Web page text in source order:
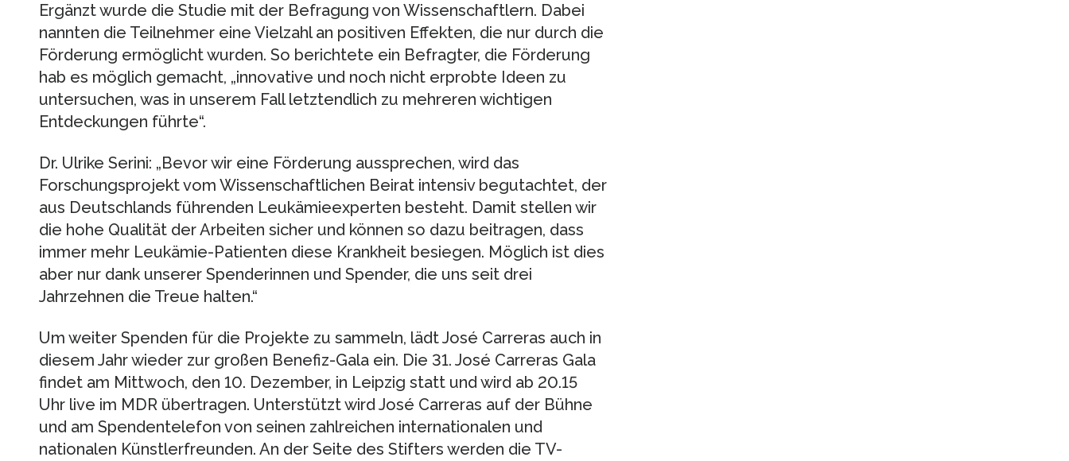
Ergänzt wurde die Studie mit der Befragung von Wissenschaftlern. Dabei
nannten die Teilnehmer eine Vielzahl an positiven Effekten, die nur durch die
Förderung ermöglicht wurden. So berichtete ein Befragter, die Förderung
hab es möglich gemacht, „innovative und noch nicht erprobte Ideen zu
untersuchen, was in unserem Fall letztendlich zu mehreren wichtigen
Entdeckungen führte“.
Dr. Ulrike Serini: „Bevor wir eine Förderung aussprechen, wird das
Forschungsprojekt vom Wissenschaftlichen Beirat intensiv begutachtet, der
aus Deutschlands führenden Leukämieexperten besteht. Damit stellen wir
die hohe Qualität der Arbeiten sicher und können so dazu beitragen, dass
immer mehr Leukämie-Patienten diese Krankheit besiegen. Möglich ist dies
aber nur dank unserer Spenderinnen und Spender, die uns seit drei
Jahrzehnen die Treue halten.“
Um weiter Spenden für die Projekte zu sammeln, lädt José Carreras auch in
diesem Jahr wieder zur großen Benefiz-Gala ein. Die 31. José Carreras Gala
findet am Mittwoch, den 10. Dezember, in Leipzig statt und wird ab 20.15
Uhr live im MDR übertragen. Unterstützt wird José Carreras auf der Bühne
und am Spendentelefon von seinen zahlreichen internationalen und
nationalen Künstlerfreunden. An der Seite des Stifters werden die TV-